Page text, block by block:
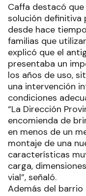
Caffa destacó
solución definitiva
desde hace
familias que
explicó que el
presentaba un
los años de uso,
una intervención
condiciones
“La Dirección
encomienda de
en menos de un
montaje de una
características
carga,
vial”, señaló.
Además del barrio